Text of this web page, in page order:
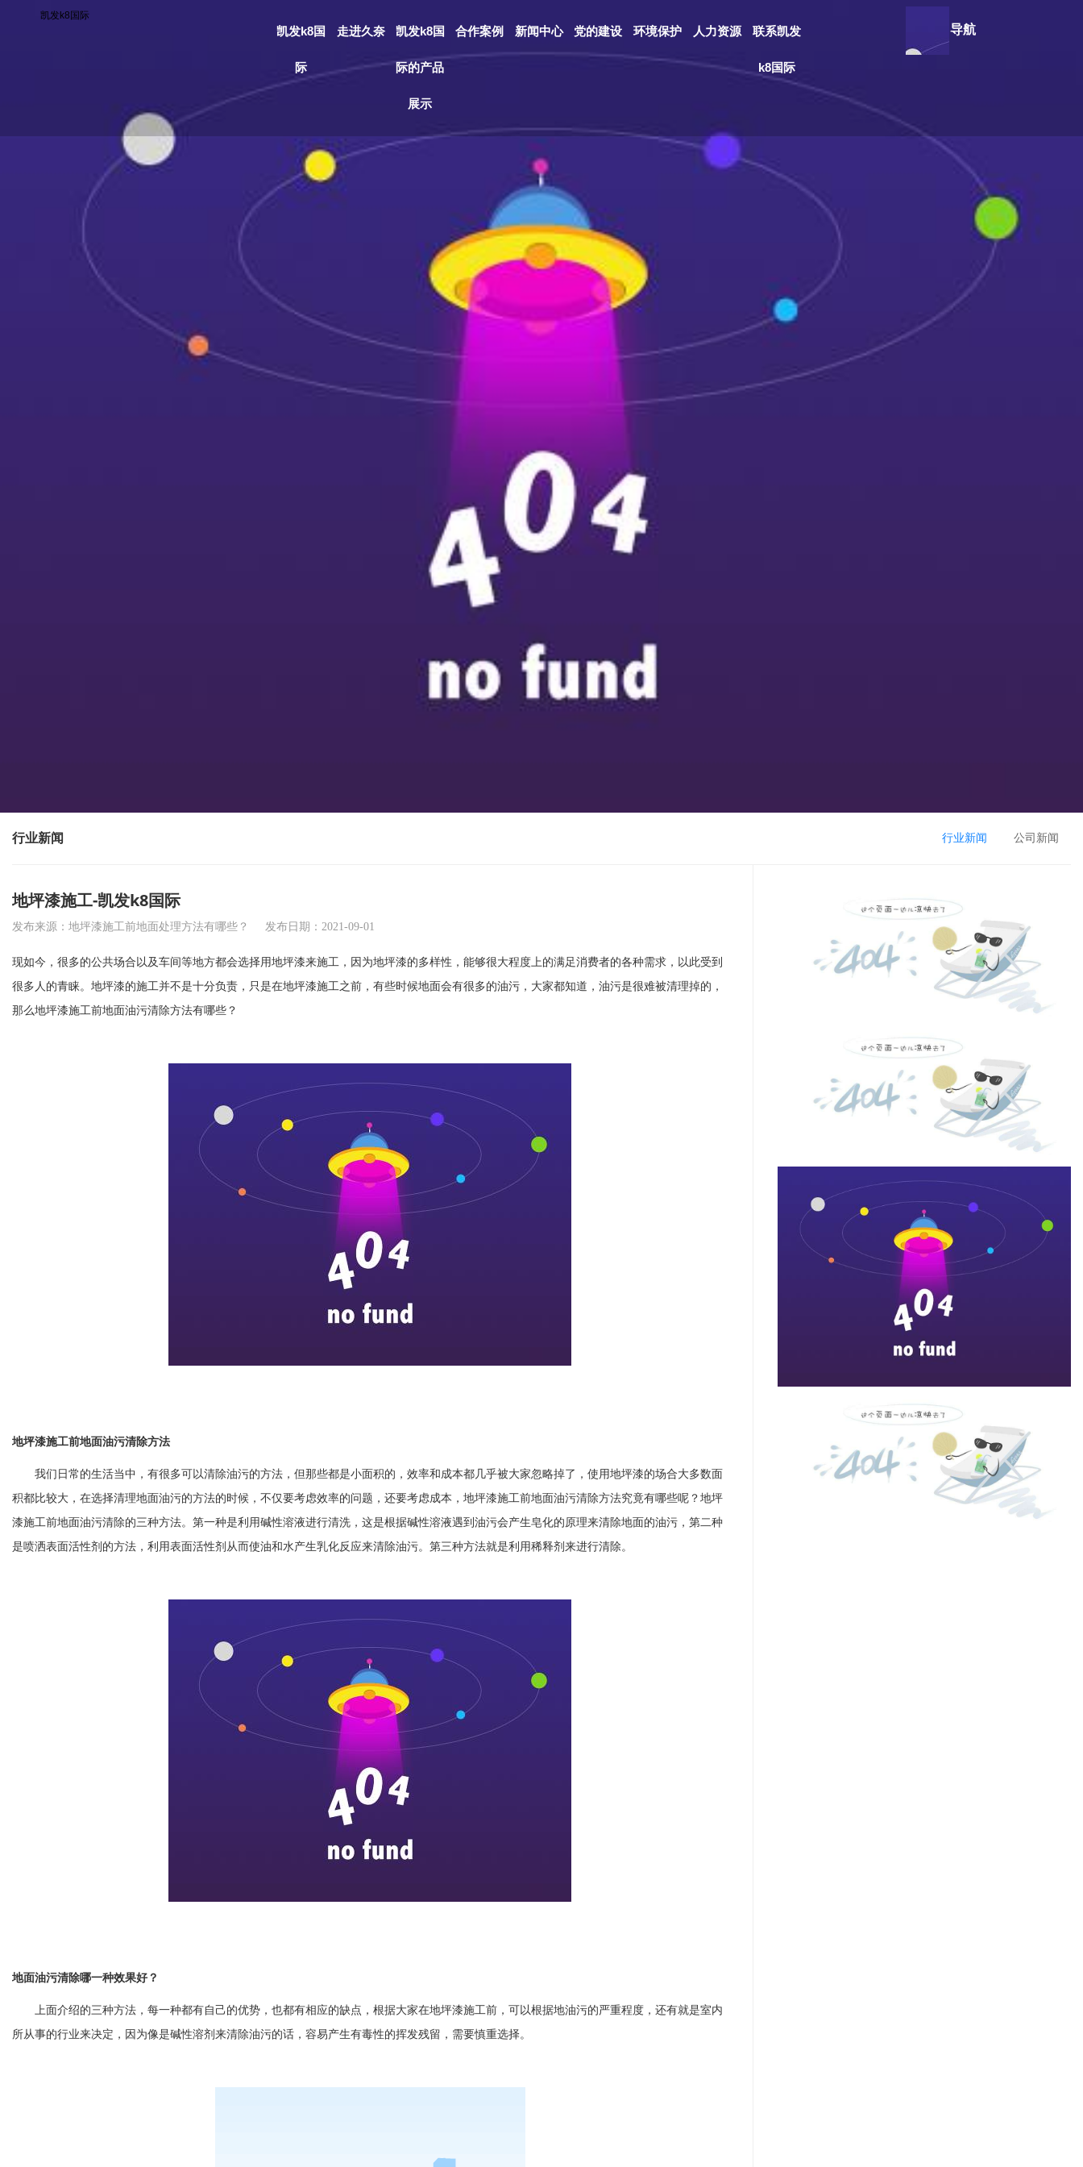
凯发k8国际
凯发k8国
际
走进久奈 凯发k8国
际的产品
展示
合作案例 新闻中心 党的建设 环境保护 人力资源 联系凯发
k8国际
导航
行业新闻 行业新闻 公司新闻
地坪漆施工-凯发k8国际
发布来源：地坪漆施工前地面处理方法有哪些？ 发布日期：2021-09-01
现如今，很多的公共场合以及车间等地方都会选择用地坪漆来施工，因为地坪漆的多样性，能够很大程度上的满足消费者的各种需求，以此受到
很多人的青睐。地坪漆的施工并不是十分负责，只是在地坪漆施工之前，有些时候地面会有很多的油污，大家都知道，油污是很难被清理掉的，
那么地坪漆施工前地面油污清除方法有哪些？
地坪漆施工前地面油污清除方法
我们日常的生活当中，有很多可以清除油污的方法，但那些都是小面积的，效率和成本都几乎被大家忽略掉了，使用地坪漆的场合大多数面
积都比较大，在选择清理地面油污的方法的时候，不仅要考虑效率的问题，还要考虑成本，地坪漆施工前地面油污清除方法究竟有哪些呢？地坪
漆施工前地面油污清除的三种方法。第一种是利用碱性溶液进行清洗，这是根据碱性溶液遇到油污会产生皂化的原理来清除地面的油污，第二种
是喷洒表面活性剂的方法，利用表面活性剂从而使油和水产生乳化反应来清除油污。第三种方法就是利用稀释剂来进行清除。
地面油污清除哪一种效果好？
上面介绍的三种方法，每一种都有自己的优势，也都有相应的缺点，根据大家在地坪漆施工前，可以根据地油污的严重程度，还有就是室内
所从事的行业来决定，因为像是碱性溶剂来清除油污的话，容易产生有毒性的挥发残留，需要慎重选择。